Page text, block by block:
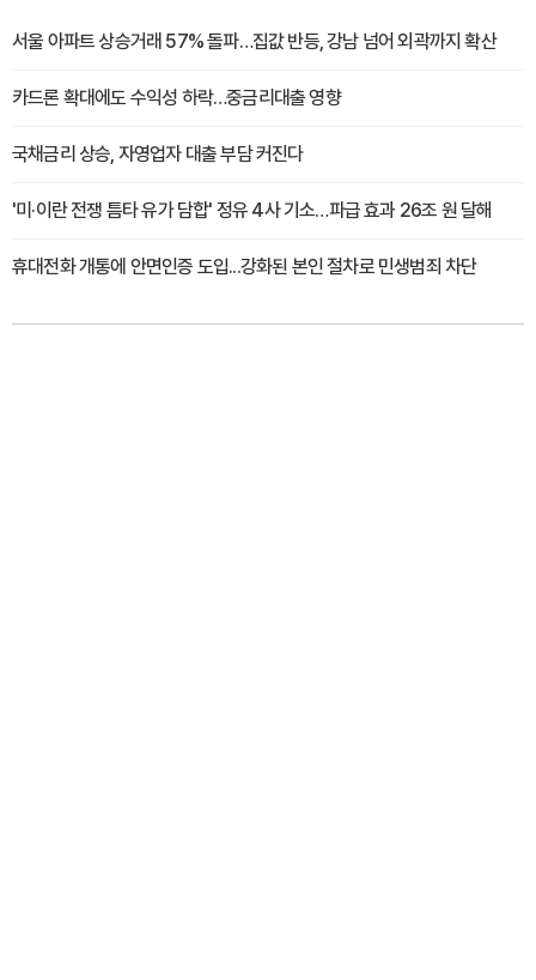
서울 아파트 상승거래 57% 돌파…집값 반등, 강남 넘어 외곽까지 확산
카드론 확대에도 수익성 하락…중금리대출 영향
국채금리 상승, 자영업자 대출 부담 커진다
'미·이란 전쟁 틈타 유가 담합' 정유 4사 기소…파급 효과 26조 원 달해
휴대전화 개통에 안면인증 도입...강화된 본인 절차로 민생범죄 차단